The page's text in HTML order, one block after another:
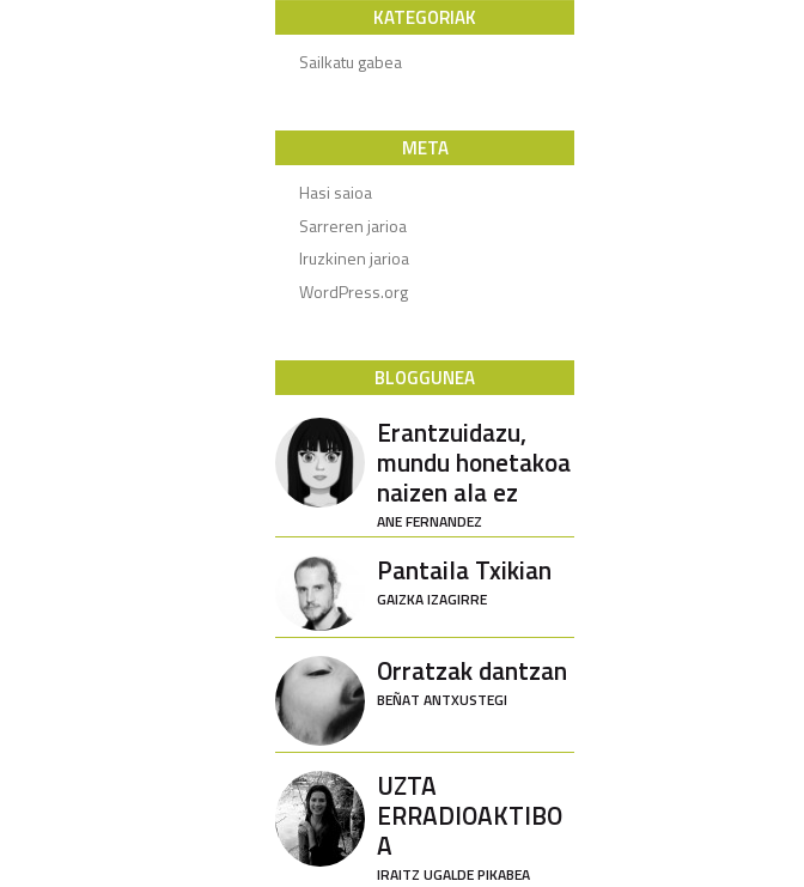
KATEGORIAK
Sailkatu gabea
META
Hasi saioa
Sarreren jarioa
Iruzkinen jarioa
WordPress.org
BLOGGUNEA
Erantzuidazu,
mundu honetakoa
naizen ala ez
ANE FERNANDEZ
Pantaila Txikian
GAIZKA IZAGIRRE
Orratzak dantzan
BEÑAT ANTXUSTEGI
UZTA
ERRADIOAKTIBO
A
IRAITZ UGALDE PIKABEA